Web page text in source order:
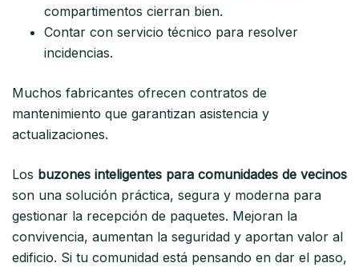
compartimentos cierran bien.
Contar con servicio técnico para resolver
incidencias.
Muchos fabricantes ofrecen contratos de
mantenimiento que garantizan asistencia y
actualizaciones.
Los buzones inteligentes para comunidades de vecinos
son una solución práctica, segura y moderna para
gestionar la recepción de paquetes. Mejoran la
convivencia, aumentan la seguridad y aportan valor al
edificio. Si tu comunidad está pensando en dar el paso,